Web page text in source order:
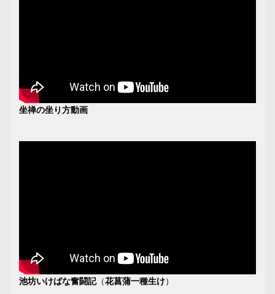
坐禅の坐り方動画
池坊いけばな奮闘記（花菖蒲一種生け）